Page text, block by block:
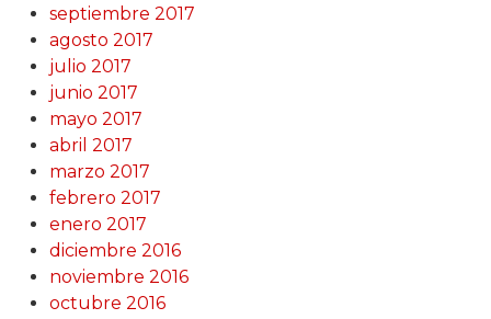
septiembre 2017
agosto 2017
julio 2017
junio 2017
mayo 2017
abril 2017
marzo 2017
febrero 2017
enero 2017
diciembre 2016
noviembre 2016
octubre 2016